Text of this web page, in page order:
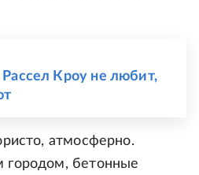
Кроу не любит,
атмосферно.
городом, бетонные